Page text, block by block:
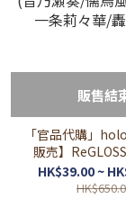
販售結
「官品代購」
販売】
“Flashpoint”
(音乃瀬奏/儒烏
HK$39.00 ~